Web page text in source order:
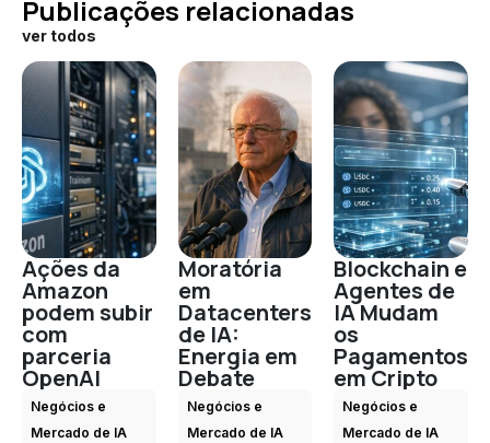
Publicações relacionadas
ver todos
Ações da
Amazon
podem subir
com
parceria
OpenAI
Negócios e
Mercado de IA
Moratória
em
Datacenters
de IA:
Energia em
Debate
Negócios e
Mercado de IA
Blockchain e
Agentes de
IA Mudam
os
Pagamentos
em Cripto
Negócios e
Mercado de IA